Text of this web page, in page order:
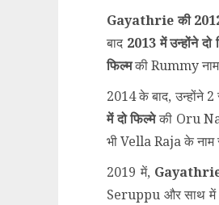
Gayathrie की
बाद 2013 में उन्होंने दो
फिल्मकी Rummy
2014 के बाद, उन्होंने
में दो फिल्मेकी Oru
भी Vella Raja के नाम
2019 में, Gayathrie
Seruppu और साथ में